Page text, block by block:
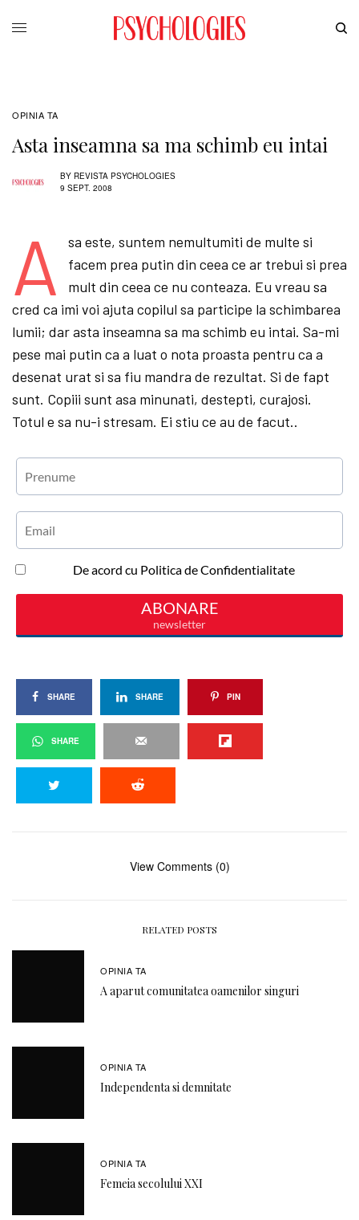
OPINIA TA
Asta inseamna sa ma schimb eu intai
BY REVISTA PSYCHOLOGIES
9 SEPT. 2008
A
sa este, suntem nemultumiti de multe si
facem prea putin din ceea ce ar trebui si prea
mult din ceea ce nu conteaza. Eu vreau sa
cred ca imi voi ajuta copilul sa participe la schimbarea
lumii; dar asta inseamna sa ma schimb eu intai. Sa-mi
pese mai putin ca a luat o nota proasta pentru ca a
desenat urat si sa fiu mandra de rezultat. Si de fapt
sunt. Copiii sunt asa minunati, destepti, curajosi.
Totul e sa nu-i stresam. Ei stiu ce au de facut..
SHARE SHARE PIN
SHARE
View Comments (0)
RELATED POSTS
OPINIA TA
A aparut comunitatea oamenilor singuri
OPINIA TA
Independenta si demnitate
OPINIA TA
Femeia secolului XXI